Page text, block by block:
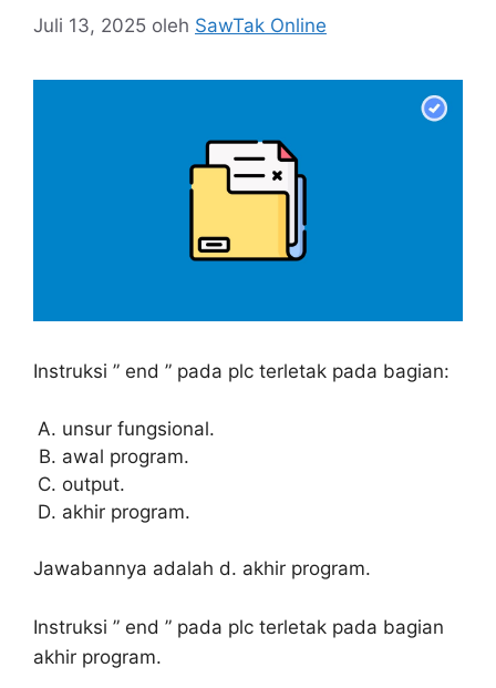
Juli 13, 2025 oleh SawTak Online
Instruksi ” end ” pada plc terletak pada bagian:
unsur fungsional.
awal program.
output.
akhir program.
Jawabannya adalah d. akhir program.
Instruksi ” end ” pada plc terletak pada bagian
akhir program.